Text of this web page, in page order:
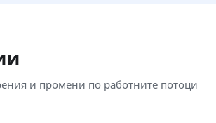
и промени по работните потоци